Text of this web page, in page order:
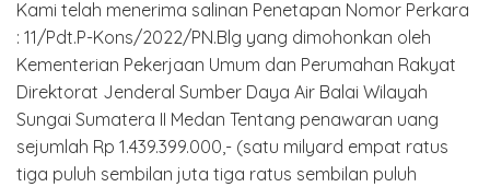
Kami telah menerima salinan Penetapan Nomor Perkara
: 11/Pdt.P-Kons/2022/PN.Blg yang dimohonkan oleh
Kementerian Pekerjaan Umum dan Perumahan Rakyat
Direktorat Jenderal Sumber Daya Air Balai Wilayah
Sungai Sumatera II Medan Tentang penawaran uang
sejumlah Rp 1.439.399.000,- (satu milyard empat ratus
tiga puluh sembilan juta tiga ratus sembilan puluh